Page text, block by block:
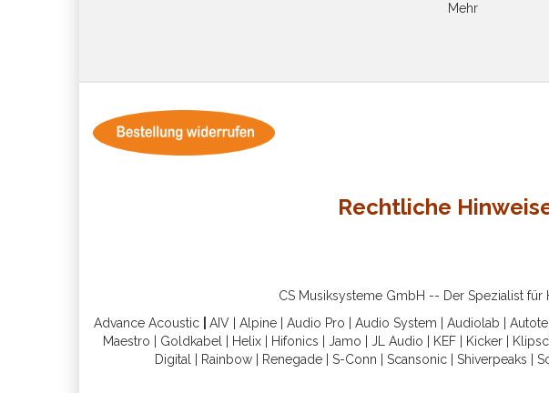
Mehr
Rechtliche
CS Musiksysteme GmbH -- Der Spezialist für
Advance Acoustic
AIV Alpine Audio Pro Audio System Audiolab
Maestro
Goldkabel Helix| Hifonics Jamo JL Audio KEF| Kicker|
Digital
Rainbow Renegade S-Conn Scansonic Shiverpeaks